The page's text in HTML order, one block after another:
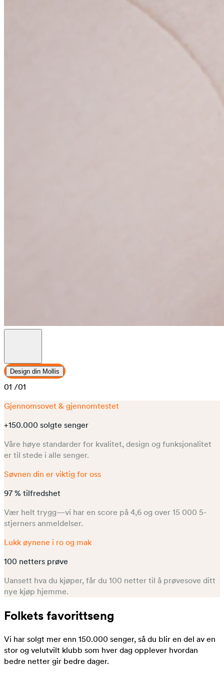
Design din Mollis
01 /01
Gjennomsovet & gjennomtestet
+150.000 solgte senger
Våre høye standarder for kvalitet, design og funksjonalitet
er til stede i alle senger.
Søvnen din er viktig for oss
97 % tilfredshet
Vær helt trygg—vi har en score på 4,6 og over 15 000 5-
stjerners anmeldelser.
Lukk øynene i ro og mak
100 netters prøve
Uansett hva du kjøper, får du 100 netter til å prøvesove ditt
nye kjøp hjemme.
Folkets favorittseng
Vi har solgt mer enn 150.000 senger, så du blir en del av en
stor og velutvilt klubb som hver dag opplever hvordan
bedre netter gir bedre dager.